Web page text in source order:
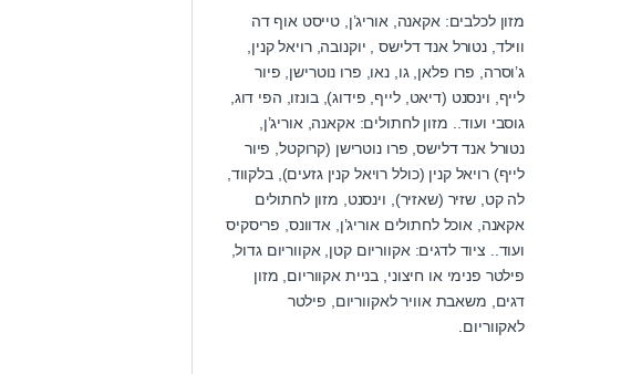
מזון לכלבים: אקאנה, אוריג’ן, טייסט אוף דה
ווילד, נטורל אנד דלישס , יוקנובה, רויאל קנין,
ג’וסרה, פרו פלאן, גו, נאו, פרו נוטרישן, פיור
לייף, וינסנט (דיאט, לייף, פידוג), בונזו, הפי דוג,
גוסבי ועוד.. מזון לחתולים: אקאנה, אוריג’ן,
נטורל אנד דלישס, פרו נוטרישן (קרוקטל, פיור
לייף) רויאל קנין (כולל רויאל קנין גזעים), בלקווד,
לה קט, שזיר (שאזיר), וינסנט, מזון לחתולים
אקאנה, אוכל לחתולים אוריג’ן, אדוונס, פריסקיס
ועוד.. ציוד לדגים: אקווריום קטן, אקווריום גדול,
פילטר פנימי או חיצוני, בניית אקווריום, מזון
דגים, משאבת אוויר לאקווריום, פילטר
לאקווריום.